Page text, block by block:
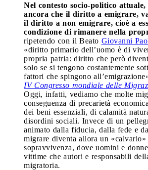
Nel contesto socio-politico
ancora che il diritto a emigrare,
il diritto a non emigrare, cioè a
condizione di rimanere nella
ripetendo con il Beato Giovanni
«diritto primario dell’uomo è di
propria patria: diritto che però
solo se si tengono costantemente
fattori che spingono
IV Congresso mondiale delle
Oggi, infatti, vediamo che molte
conseguenza di precarietà
dei beni essenziali, di calamità
disordini sociali. Invece di un
animato dalla fiducia, dalla fede e
migrare diventa allora un «calvario»
sopravvivenza, dove uomini e
vittime che autori e responsabili
migratoria.